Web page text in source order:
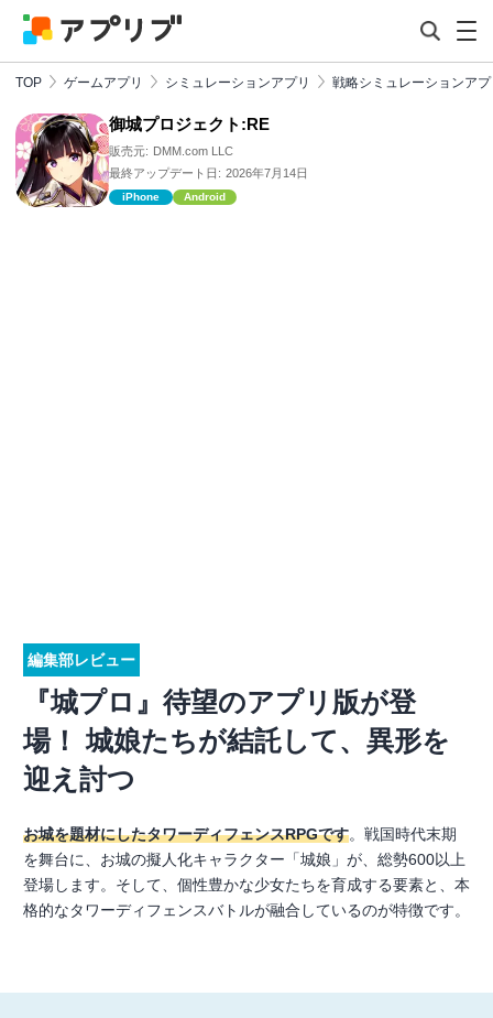
TOP ゲームアプリ シミュレーションアプリ 戦略シミュレーションア
御城プロジェクト:RE
販売元: DMM.com LLC
最終アップデート日: 2026年7月14日
iPhone Android
編集部レビュー
『城プロ』待望のアプリ版が登
場！ 城娘たちが結託して、異形を
迎え討つ
お城を題材にしたタワーディフェンスRPGです。戦国時代末期
を舞台に、お城の擬人化キャラクター「城娘」が、総勢600以上
登場します。そして、個性豊かな少女たちを育成する要素と、本
格的なタワーディフェンスバトルが融合しているのが特徴です。